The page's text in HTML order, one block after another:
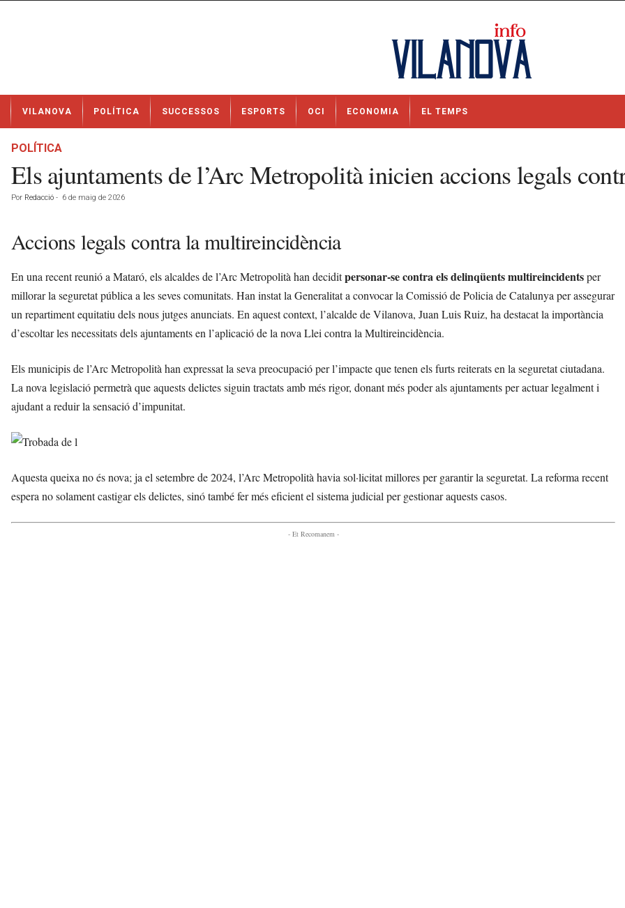
t
VILANOVA POLÍTICA SUCCESSOS ESPORTS OCI ECONOMIA EL TEMPS
POLÍTICA
Els ajuntaments de l’Arc Metropolità inicien accions legals
Por Redacció - 6 de maig de 2026
Accions legals contra la multireincidència
En una recent reunió a Mataró, els alcaldes de l’Arc Metropolità han deciditpersonar-se contra els delinqüents multireincidentsper
millorar la seguretat pública a les seves comunitats. Han instat la Generalitat a convocar la Comissió de Policia de Catalunya per assegurar
un repartiment equitatiu dels nous jutges anunciats. En aquest context, l’alcalde de Vilanova, Juan Luis Ruiz, ha destacat la importància
d’escoltar les necessitats dels ajuntaments en l’aplicació de la nova Llei contra la Multireincidència.
Els municipis de l’Arc Metropolità han expressat la seva preocupació per l’impacte que tenen els furts reiterats en la seguretat ciutadana.
La nova legislació permetrà que aquests delictes siguin tractats amb més rigor, donant més poder als ajuntaments per actuar legalment i
ajudant a reduir la sensació d’impunitat.
Aquesta queixa no és nova; ja el setembre de 2024, l’Arc Metropolità havia sol·licitat millores per garantir la seguretat. La reforma recent
espera no solament castigar els delictes, sinó també fer més eficient el sistema judicial per gestionar aquests casos.
- Et Recomanem -